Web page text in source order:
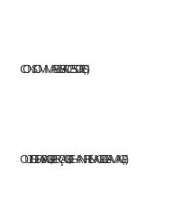
CONSOMMABLES ET ACCESSOIRES1
OUTILS DE FRAISAGE, DE PERÇAGE, DE CHANFREINAGE ET DE LAMAGE1